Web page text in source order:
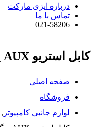
درباره ایزی مارکت
تماس با ما
021-58206
کابل استریو AUX یوگرین مدل AV119
صفحه اصلی
فروشگاه
لوازم جانبی کامپیوتر ,